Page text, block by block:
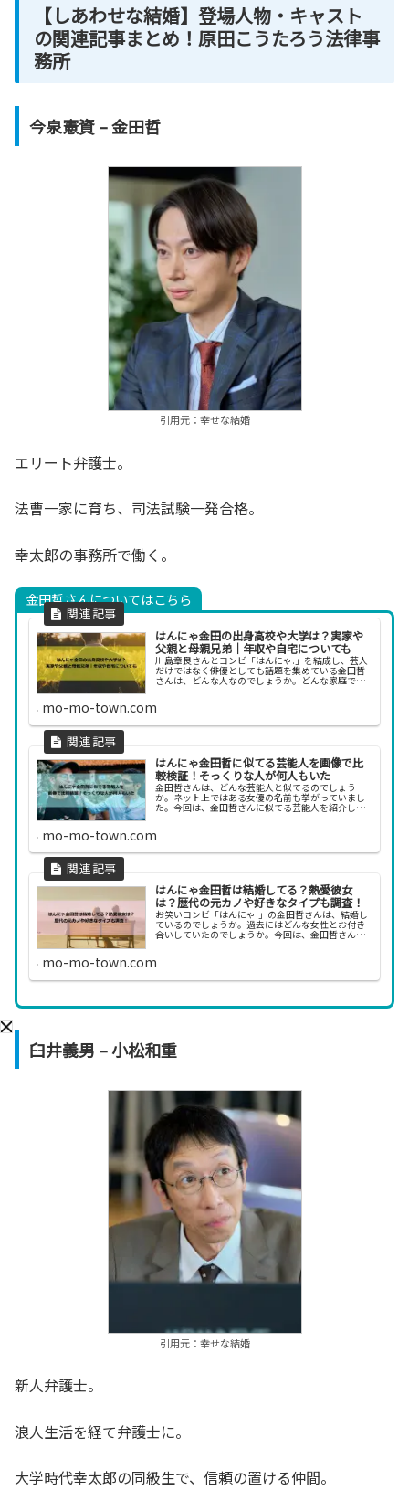
【しあわせな結婚】登場人物・キャスト
の関連記事まとめ！原田こうたろう法律事
務所
今泉憲資 – 金田哲
引用元：幸せな結婚
エリート弁護士。
法曹一家に育ち、司法試験一発合格。
幸太郎の事務所で働く。
金田哲さんについてはこちら
はんにゃ金田の出身高校や大学は？実家や
父親と母親兄弟｜年収や自宅についても
川島章良さんとコンビ「はんにゃ.」を結成し、芸人
だけではなく俳優としても話題を集めている金田哲
さんは、どんな人なのでしょうか。どんな家庭で育
んの経歴...
mo-mo-town.com
はんにゃ金田哲に似てる芸能人を画像で比
較検証！そっくりな人が何人もいた
金田哲さんは、どんな芸能人と似てるのでしょう
か。ネット上ではある女優の名前も挙がっていまし
た。今回は、金田哲さんに似てる芸能人を紹介しま
ると話題に...
mo-mo-town.com
はんにゃ金田哲は結婚してる？熱愛彼女
は？歴代の元カノや好きなタイプも調査！
お笑いコンビ「はんにゃ.」の金田哲さんは、結婚し
ているのでしょうか。過去にはどんな女性とお付き
合いしていたのでしょうか。今回は、金田哲さんの
へ】金田...
mo-mo-town.com
臼井義男 – 小松和重
引用元：幸せな結婚
新人弁護士。
浪人生活を経て弁護士に。
大学時代幸太郎の同級生で、信頼の置ける仲間。